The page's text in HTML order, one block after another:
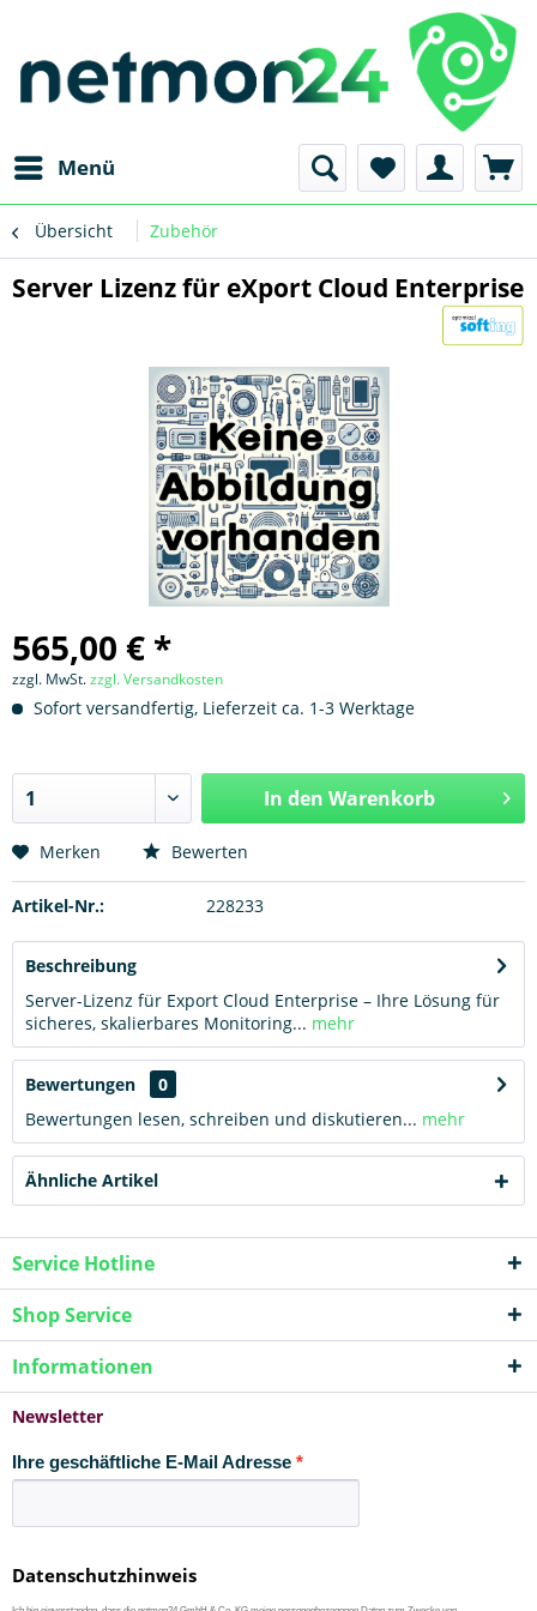
Menü
Übersicht Zubehör
Server Lizenz für eXport Cloud Enterprise
565,00 € *
zzgl. MwSt.zzgl. Versandkosten
Sofort versandfertig, Lieferzeit ca. 1-3 Werktage
In den Warenkorb
Merken Bewerten
Artikel-Nr.: 228233
Beschreibung
Server-Lizenz für Export Cloud Enterprise – Ihre Lösung für
sicheres, skalierbares Monitoring... mehr
Bewertungen
0
Bewertungen lesen, schreiben und diskutieren... mehr
Ähnliche Artikel
Service Hotline
Shop Service
Informationen
Newsletter
Ihre geschäftliche E-Mail Adresse
Datenschutzhinweis